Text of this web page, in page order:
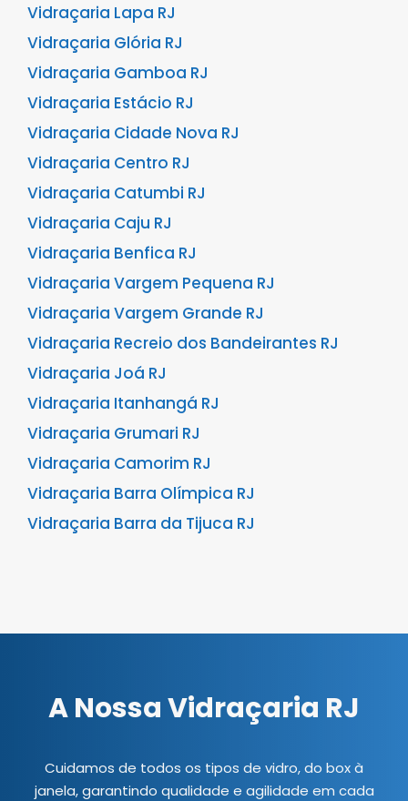
Vidraçaria Lapa RJ
Vidraçaria Glória RJ
Vidraçaria Gamboa RJ
Vidraçaria Estácio RJ
Vidraçaria Cidade Nova RJ
Vidraçaria Centro RJ
Vidraçaria Catumbi RJ
Vidraçaria Caju RJ
Vidraçaria Benfica RJ
Vidraçaria Vargem Pequena RJ
Vidraçaria Vargem Grande RJ
Vidraçaria Recreio dos Bandeirantes RJ
Vidraçaria Joá RJ
Vidraçaria Itanhangá RJ
Vidraçaria Grumari RJ
Vidraçaria Camorim RJ
Vidraçaria Barra Olímpica RJ
Vidraçaria Barra da Tijuca RJ
A Nossa Vidraçaria RJ
Cuidamos de todos os tipos de vidro, do box à
janela, garantindo qualidade e agilidade em cada